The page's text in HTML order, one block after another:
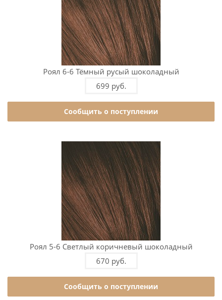
Роял 6-6 Тёмный русый шоколадный
699 руб.
Сообщить о поступлении
Роял 5-6 Светлый коричневый шоколадный
670 руб.
Сообщить о поступлении